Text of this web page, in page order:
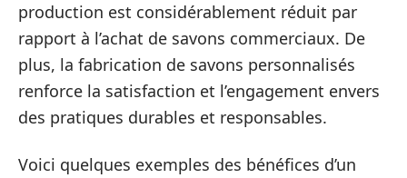
production est considérablement réduit par
rapport à l’achat de savons commerciaux. De
plus, la fabrication de savons personnalisés
renforce la satisfaction et l’engagement envers
des pratiques durables et responsables.
Voici quelques exemples des bénéfices d’un